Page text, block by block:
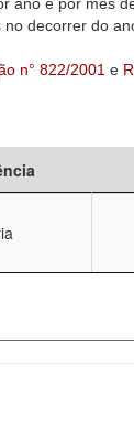
decorrer do
n° 822/2001 e